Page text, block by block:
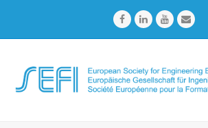
FacebookLinkedInYoutubeEmail